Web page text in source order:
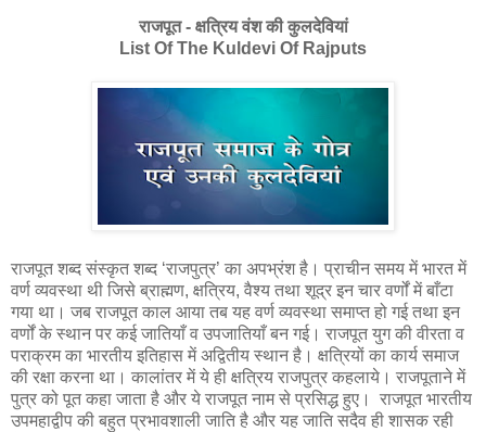
राजपूत - क्षत्रिय वंश की कुलदेवियां
List Of The Kuldevi Of Rajputs
राजपूत शब्द संस्कृत शब्द ‘राजपुत्र’ का अपभ्रंश है। प्राचीन समय में भारत में
वर्ण व्यवस्था थी जिसे ब्राह्मण, क्षत्रिय, वैश्य तथा शूद्र इन चार वर्णों में बाँटा
गया था। जब राजपूत काल आया तब यह वर्ण व्यवस्था समाप्त हो गई तथा इन
वर्णों के स्थान पर कई जातियाँ व उपजातियाँ बन गई। राजपूत युग की वीरता व
पराक्रम का भारतीय इतिहास में अद्वितीय स्थान है। क्षत्रियों का कार्य समाज
की रक्षा करना था। कालांतर में ये ही क्षत्रिय राजपुत्र कहलाये। राजपूताने में
पुत्र को पूत कहा जाता है और ये राजपूत नाम से प्रसिद्ध हुए। राजपूत भारतीय
उपमहाद्वीप की बहुत प्रभावशाली जाति है और यह जाति सदैव ही शासक रही